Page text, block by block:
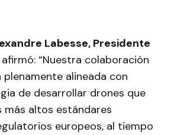
Labesse, Presidente
afirmó: “Nuestra colaboración
plenamente alineada con
de desarrollar drones que
más altos estándares
europeos, al tiempo